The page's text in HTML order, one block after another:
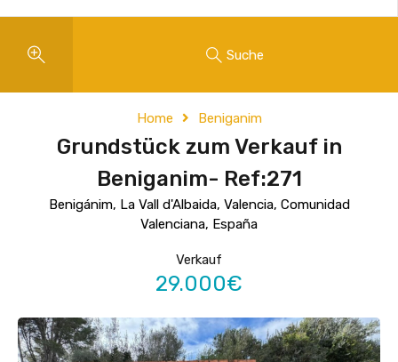
Suche
Home Beniganim
Grundstück zum Verkauf in
Beniganim- Ref:271
Benigánim, La Vall d'Albaida, Valencia, Comunidad
Valenciana, España
Verkauf
29.000€